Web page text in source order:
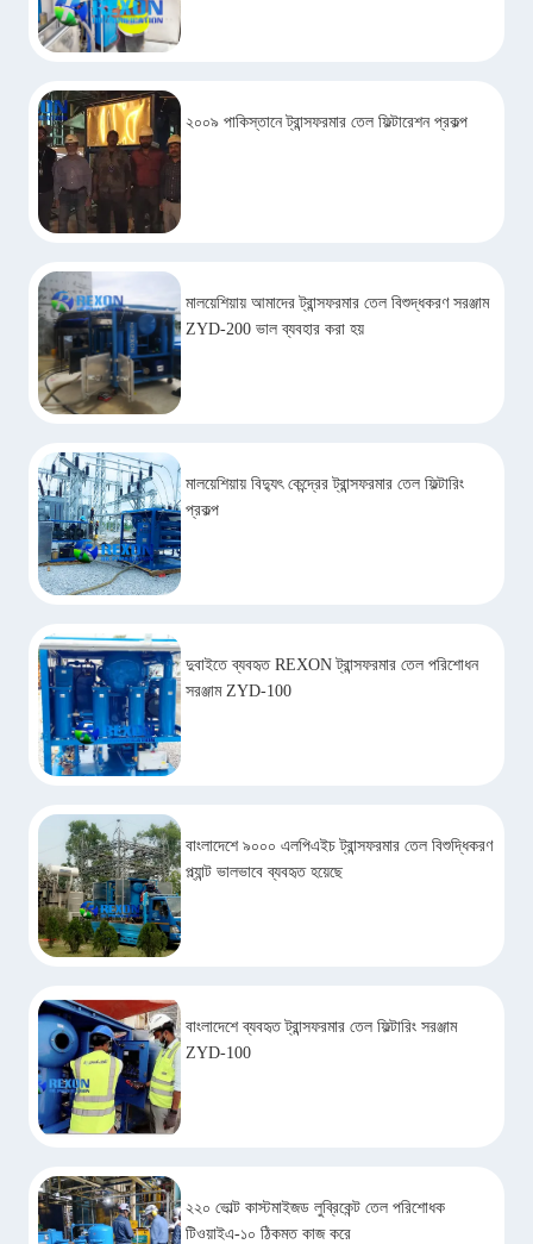
২০০৯ পাকিস্তানে ট্রান্সফরমার তেল ফিল্টারেশন প্রকল্প
মালয়েশিয়ায় আমাদের ট্রান্সফরমার তেল বিশুদ্ধকরণ সরঞ্জাম
ZYD-200 ভাল ব্যবহার করা হয়
মালয়েশিয়ায় বিদ্যুৎ কেন্দ্রের ট্রান্সফরমার তেল ফিল্টারিং
প্রকল্প
দুবাইতে ব্যবহৃত REXON ট্রান্সফরমার তেল পরিশোধন
সরঞ্জাম ZYD-100
বাংলাদেশে ৯০০০ এলপিএইচ ট্রান্সফরমার তেল বিশুদ্ধিকরণ
প্ল্যান্ট ভালভাবে ব্যবহৃত হয়েছে
বাংলাদেশে ব্যবহৃত ট্রান্সফরমার তেল ফিল্টারিং সরঞ্জাম
ZYD-100
২২০ ভোল্ট কাস্টমাইজড লুব্রিকেন্ট তেল পরিশোধক
টিওয়াইএ-১০ ঠিকমত কাজ করে